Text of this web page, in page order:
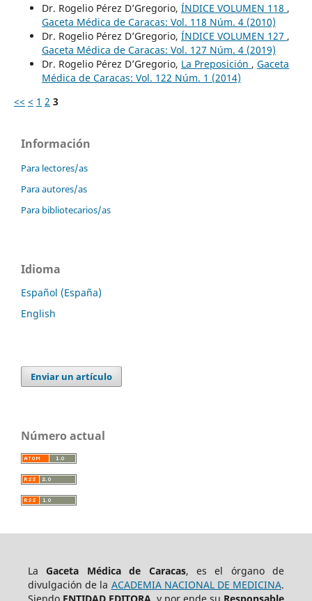
Dr. Rogelio Pérez D’Gregorio, ÍNDICE VOLUMEN 118 ,
Gaceta Médica de Caracas: Vol. 118 Núm. 4 (2010)
Dr. Rogelio Pérez D’Gregorio, ÍNDICE VOLUMEN 127 ,
Gaceta Médica de Caracas: Vol. 127 Núm. 4 (2019)
Dr. Rogelio Pérez D’Gregorio, La Preposición , Gaceta
Médica de Caracas: Vol. 122 Núm. 1 (2014)
<< < 1 2 3
Información
Para lectores/as
Para autores/as
Para bibliotecarios/as
Idioma
Español (España)
English
Enviar un artículo
Número actual
LaGaceta Médica de Caracas, es el órgano de
divulgación de la ACADEMIA NACIONAL DE MEDICINA.